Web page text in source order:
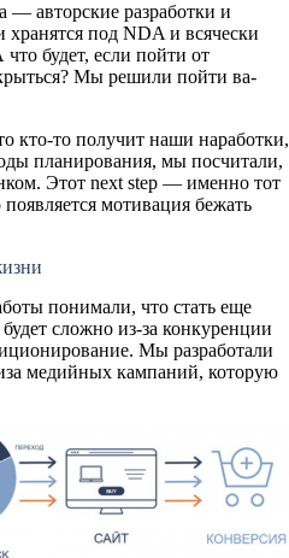
— авторские разработки и
хранятся под NDA и всячески
будет, если пойти от
Мы решили пойти ва-
кто-то получит наши наработки,
планирования, мы посчитали,
Этот next step — именно тот
мотивация бежать
понимали, что стать еще
сложно из-за конкуренции
Мы разработали
медийных кампаний, которую